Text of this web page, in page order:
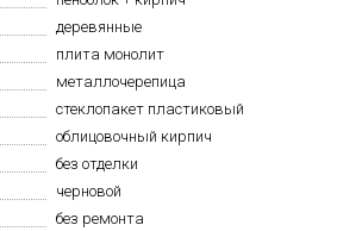
деревянные
плита монолит
металлочерепица
стеклопакет пластиковый
облицовочный кирпич
без отделки
черновой
без ремонта